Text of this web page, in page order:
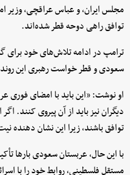
مجلس ایران، و عباس عراقچی، وزیر
توافق راهی دوحه قطر شده‌اند.
ترامپ در ادامه تلاش‌های خود برای
سعودی و قطر خواست رهبری این روند
او نوشت: «این باید با امضای
دیگران نیز باید از آن پیروی کنند.
توافق باشند، زیرا این نشان دهنده
با این حال، عربستان سعودی بارها
مستقل فلسطینی، روابط خود را با